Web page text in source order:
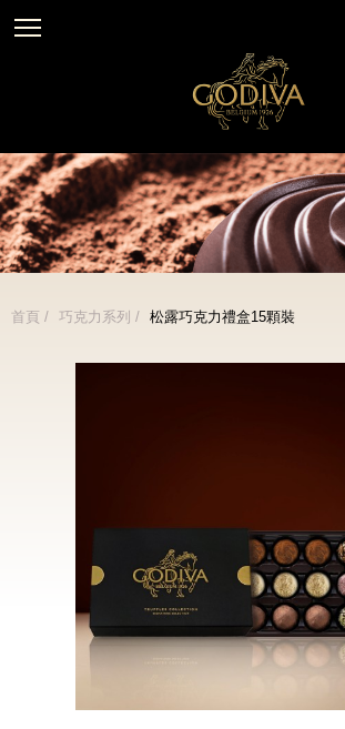
全部
品牌活動
全部
暢銷系列
金裝禮盒
松露禮盒
歡聚系列
百年限定系列
冰享系列
全部
牛奶巧克力
白巧克力
綜合巧克力
冰淇淋
婚禮系列
GODIVA故事
GODIVA品質
GODIVA大師
首頁 巧克力系列 松露巧克力禮盒15顆裝